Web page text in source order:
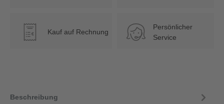
€ Kauf auf Rechnung
Persönlicher
Service
Beschreibung